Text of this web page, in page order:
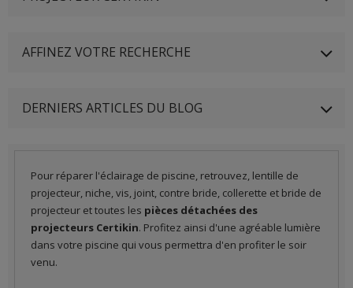
AFFINEZ VOTRE RECHERCHE
DERNIERS ARTICLES DU BLOG
Pour réparer l'éclairage de piscine, retrouvez, lentille de
projecteur, niche, vis, joint, contre bride, collerette et bride de
projecteur et toutes les pièces détachées des
projecteurs Certikin. Profitez ainsi d'une agréable lumière
dans votre piscine qui vous permettra d'en profiter le soir
venu.